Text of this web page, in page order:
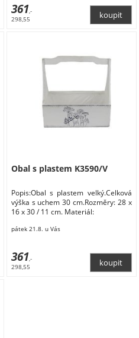
361,-
298,55
Obal s plastem K3590/V
Popis:Obal s plastem velký.Celková
výška s uchem 30 cm.Rozměry: 28 x
16 x 30 / 11 cm. Materiál:
pátek 21.8. u Vás
361,-
298,55